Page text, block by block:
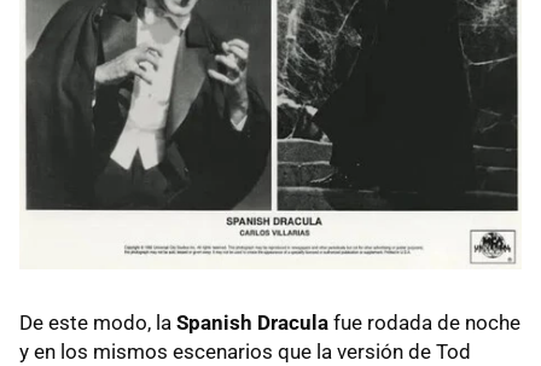
De este modo, la Spanish Dracula fue rodada de noche
y en los mismos escenarios que la versión de Tod